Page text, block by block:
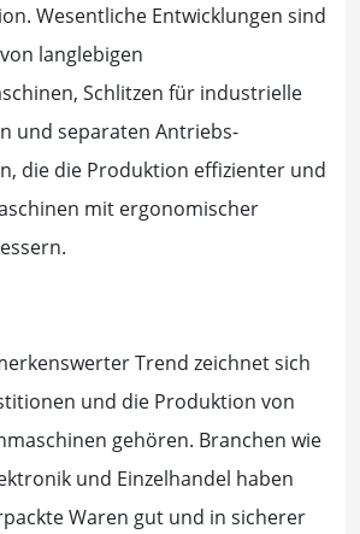
Wesentliche Entwicklungen sind
langlebigen
Schlitzen für industrielle
und separaten Antriebs-
die die Produktion effizienter und
mit ergonomischer
Trend zeichnet sich
und die Produktion von
gehören. Branchen wie
und Einzelhandel haben
Waren gut und in sicherer